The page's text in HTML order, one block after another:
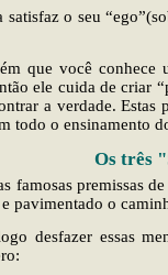
satisfaz o seu
que você
ele cuida de criar
a verdade.
todo o ensinamento
Os três
famosas premissas
pavimentado o
desfazer essas